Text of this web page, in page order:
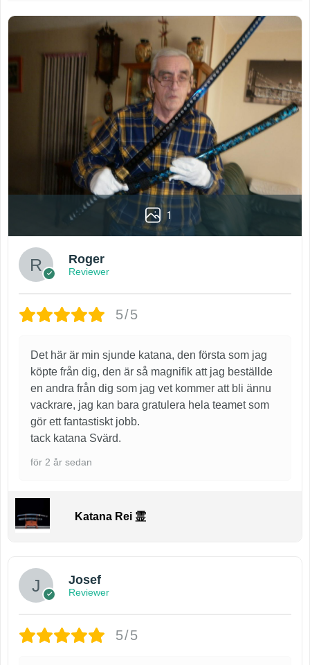
1
Roger
Reviewer
5/5
Det här är min sjunde katana, den första som jag
köpte från dig, den är så magnifik att jag beställde
en andra från dig som jag vet kommer att bli ännu
vackrare, jag kan bara gratulera hela teamet som
gör ett fantastiskt jobb.
tack katana Svärd.
för 2 år sedan
Katana Rei 霊
Josef
Reviewer
5/5